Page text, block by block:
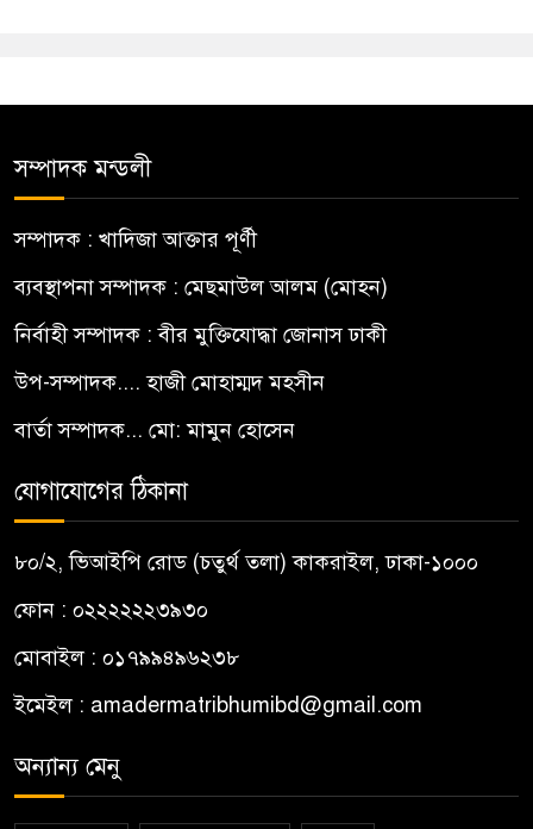
সম্পাদক মন্ডলী
সম্পাদক : খাদিজা আক্তার পূর্ণী
ব্যবস্থাপনা সম্পাদক : মেছমাউল আলম (মোহন)
নির্বাহী সম্পাদক : বীর মুক্তিযোদ্ধা জোনাস ঢাকী
উপ-সম্পাদক.... হাজী মোহাম্মদ মহসীন
বার্তা সম্পাদক... মো: মামুন হোসেন
যোগাযোগের ঠিকানা
৮০/২, ভিআইপি রোড (চতুর্থ তলা) কাকরাইল, ঢাকা-১০০০
ফোন : ০২২২২২২৩৯৩০
মোবাইল : ০১৭৯৯৪৯৬২৩৮
ইমেইল : amadermatribhumibd@gmail.com
অন্যান্য মেনু